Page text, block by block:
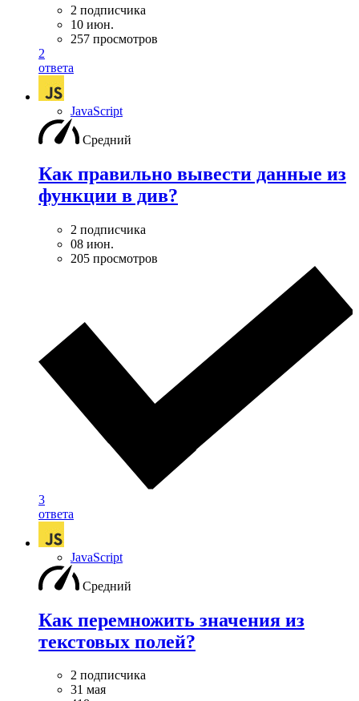
2 подписчика
10 июн.
257 просмотров
2
ответа
JavaScript
Средний
Как правильно вывести данные из
функции в див?
2 подписчика
08 июн.
205 просмотров
3
ответа
JavaScript
Средний
Как перемножить значения из
текстовых полей?
2 подписчика
31 мая